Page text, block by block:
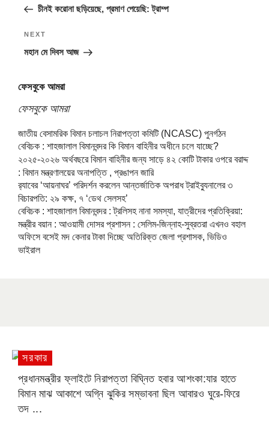
Postচীনই করোনা ছড়িয়েছে, প্রমাণ পেয়েছি: ট্রাম্প
Next
Post
NEXT
মহান মে দিবস আজ
ফেসবুকে আমরা
ফেসবুকে আমরা
জাতীয় বেসামরিক বিমান চলাচল নিরাপত্তা কমিটি (NCASC) পুনর্গঠন
বেবিচক : শাহজালাল বিমানবন্দর কি বিমান বাহিনীর অধীনে চলে যাচ্ছে?
২০২৫-২০২৬ অর্থবছরে বিমান বাহিনীর জন্য সাড়ে ৪২ কোটি টাকার ওপরে বরাদ্দ
: বিমান মন্ত্রণালয়ের অনাপত্তি , প্রঙাপন জারি
র‍্যাবের ‘আয়নাঘর’ পরিদর্শন করলেন আন্তর্জাতিক অপরাধ ট্রাইব্যুনালের ৩
বিচারপতি: ২৯ কক্ষ, ৭ ‘ডেথ সেলসহ’
বেবিচক : শাহজালাল বিমানবন্দর : ট্রলিসহ নানা সমস্যা, যাত্রীদের প্রতিক্রিয়া:
মন্ত্রীর বয়ান : আওয়ামী দোসর প্রশাসন : সেলিম-জিন্নাহ-সুব্রতরা এখনও বহাল
অফিসে বসেই মদ কেনার টাকা দিচ্ছে অতিরিক্ত জেলা প্রশাসক, ভিডিও
ভাইরাল
সরকার
প্রধানমন্ত্রীর ফ্লাইটে নিরাপত্তা বিঘ্নিত হবার আশংকা:যার হাতে
বিমান মাঝ আকাশে অগ্নি ঝুকির সম্ভাবনা ছিল আবারও ঘুরে-ফিরে
তদ ...